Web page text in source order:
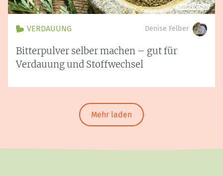
VERDAUUNG Denise Felber
Bitterpulver selber machen – gut für
Verdauung und Stoffwechsel
Mehr laden